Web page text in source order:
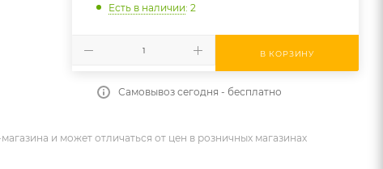
Есть в наличии: 2
В КОРЗИНУ
Самовывоз сегодня - бесплатно
и может отличаться от цен в розничных магазинах